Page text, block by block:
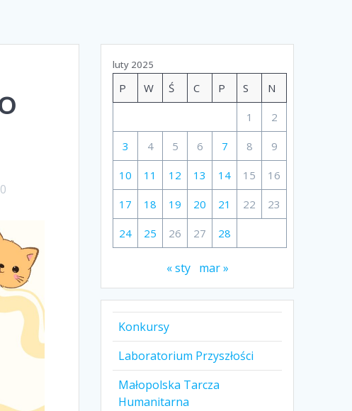
0
luty 2025
P W Ś C P S N
1 2
3 4 5 6 7 8 9
10 11 12 13 14 15 16
17 18 19 20 21 22 23
24 25 26 27 28
« sty mar »
Konkursy
Laboratorium Przyszłości
Małopolska Tarcza
Humanitarna